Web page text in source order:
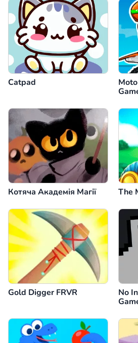
Catpad
Котяча Академія Магії The
Gold Digger FRVR
No